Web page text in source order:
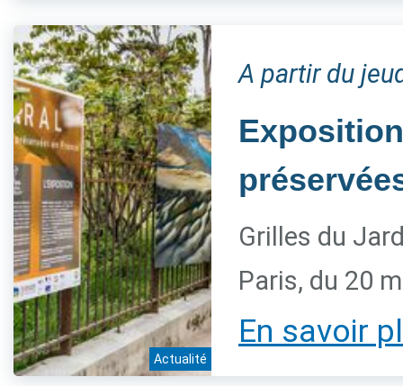
Actualité
A partir du
Grilles du
Paris, du 20
En savoir